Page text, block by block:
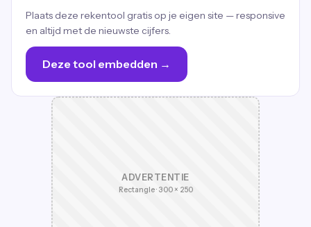
Plaats deze rekentool gratis op je eigen site — responsive
en altijd met de nieuwste cijfers.
Deze tool embedden →
ADVERTENTIE
Rectangle · 300 × 250